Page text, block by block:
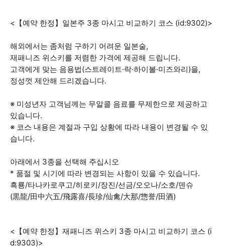
<【예약 한정】일본주 3종 마시고 비교하기 코스 (id:9302)>
해외에서는 좀처럼 구하기 어려운 일본술,
재패니즈 위스키를 저렴한 가격에 제공해 드립니다.
고객에게 맞는 음용법(스트레이트·락·하이볼·미즈와리)을,
정성껏 제안해 드리겠습니다.
※ 미성년자 고객님께는 무알콜 음료를 무제한으로 제공하고
있습니다.
※ 코스 내용은 계절과 구입 상황에 따라 내용이 변경될 수 있
습니다.
아래에서 3종을 선택해 주십시오
* 품절 및 시기에 따라 변경되는 사항이 있을 수 있습니다.
흑룡/타나카로쿠고/히로키/장진/선금/오오나/소호/덴슈
(黒龍/田中六五/飛露喜/長珍/仙禽/大那/惣誉/田酒)
<【예약 한정】재패니즈 위스키 3종 마시고 비교하기 코스 (i
d:9303)>